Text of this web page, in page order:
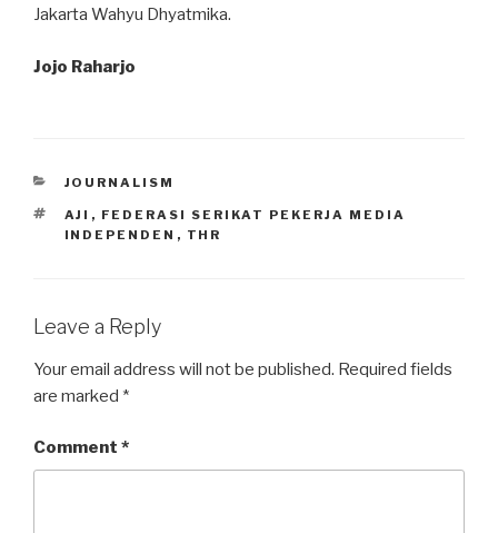
Jakarta Wahyu Dhyatmika.
Jojo Raharjo
CATEGORIES
JOURNALISM
TAGS
AJI , FEDERASI SERIKAT PEKERJA MEDIA
INDEPENDEN , THR
Leave a Reply
Your email address will not be published. Required fields
are marked *
Comment *